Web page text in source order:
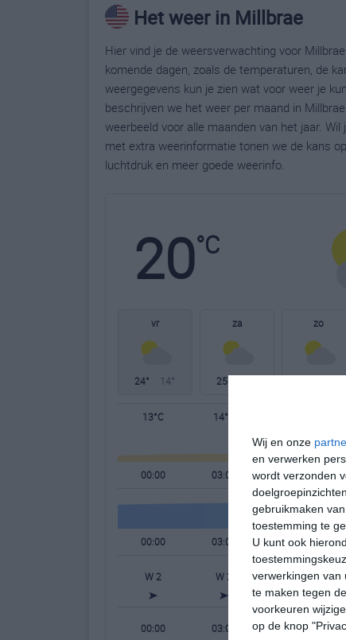
Wij en onze
en verwerken
wordt verzonden
gebruikmaken
toestemming te
U kunt ook
verwerkingen van
te maken tegen
voorkeuren
op de knop
Het weer in Millbrae
Hier vind je de weersverwachting voor
komende dagen, zoals de temperaturen, de
weergegevens kun je zien wat voor weer je
beschrijven we het weer per maand in
weerbeeld voor alle maanden van het jaar.
met extra weerinformatie tonen we de kans
luchtdruk en meer goede weerinfo.
20°C
vr
24° 14°
za
25°
zo
13°C 14°C
00:00 03:00 06:00
00:00 03:00 06:00
W 2 W 2 W 2
00:00 03:00 06:00